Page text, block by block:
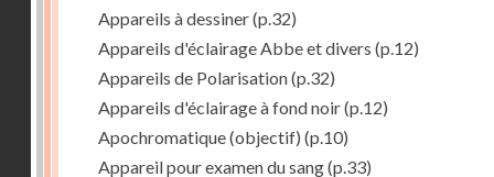
Appareils à dessiner(p.32)
Appareils d'éclairage Abbe et divers (p.12)
Appareils de Polarisation(p.32)
Appareils d'éclairage à fond noir(p.12)
Apochromatique (objectif) (p.10)
Appareil pour examen du sang(p.33)